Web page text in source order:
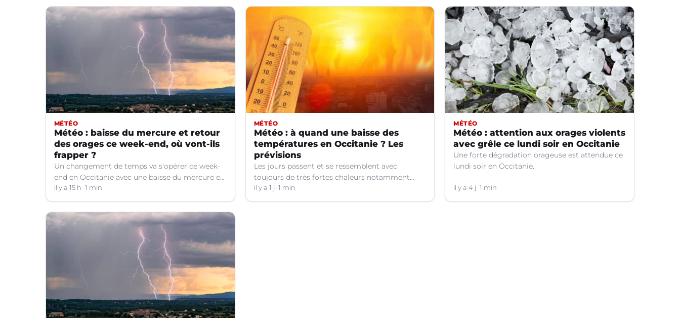
MÉTÉO
Météo : baisse du mercure et retour
des orages ce week-end, où vont-ils
frapper ?
Un changement de temps va s'opérer ce week-
end en Occitanie avec une baisse du mercure et
le retour d'orages dans certains départements.
il y a 15 h 1 min
MÉTÉO
Météo : à quand une baisse des
températures en Occitanie ? Les
prévisions
Les jours passent et se ressemblent avec
toujours de très fortes chaleurs notamment
dans le Languedoc. Jusqu’à quand ?
il y a 1 j 1 min
MÉTÉO
Météo : attention aux orages violents
avec grêle ce lundi soir en Occitanie
Une forte dégradation orageuse est attendue ce
lundi soir en Occitanie.
il y a 4 j 1 min